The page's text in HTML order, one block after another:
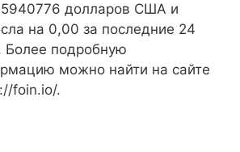
долларов США и
на 0,00 за последние 24
Более подробную
можно найти на сайте
foin.io/.